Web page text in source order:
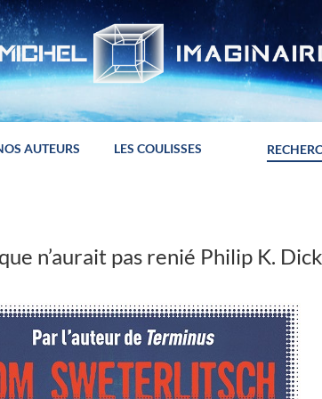
AUTEURS LES COULISSES
n’aurait pas renié Philip K.